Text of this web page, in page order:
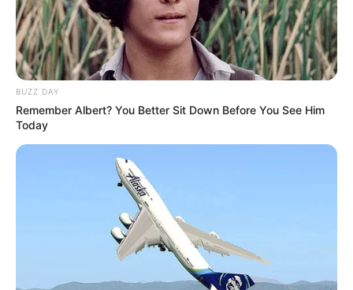
BUZZ DAY
Remember Albert? You Better Sit Down Before You See Him
Today